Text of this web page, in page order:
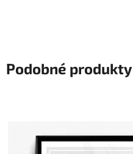
Podobné produkty